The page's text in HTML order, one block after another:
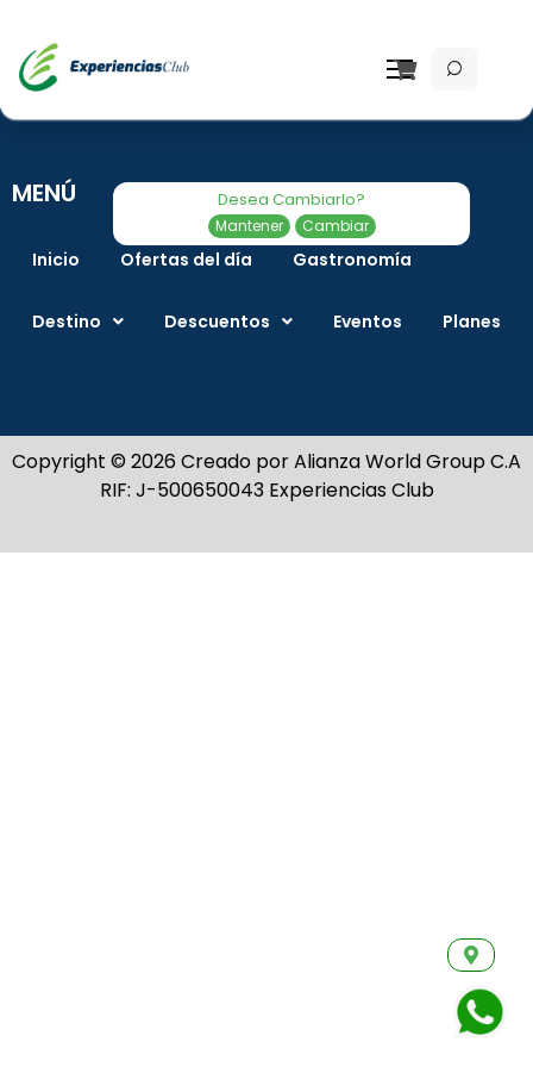
Desea Cambiarlo?
Mantener Cambiar
MENÚ
Inicio Ofertas del día Gastronomía
Destino Descuentos Eventos Planes
Copyright © 2026 Creado por Alianza World Group C.A
RIF: J-500650043 Experiencias Club